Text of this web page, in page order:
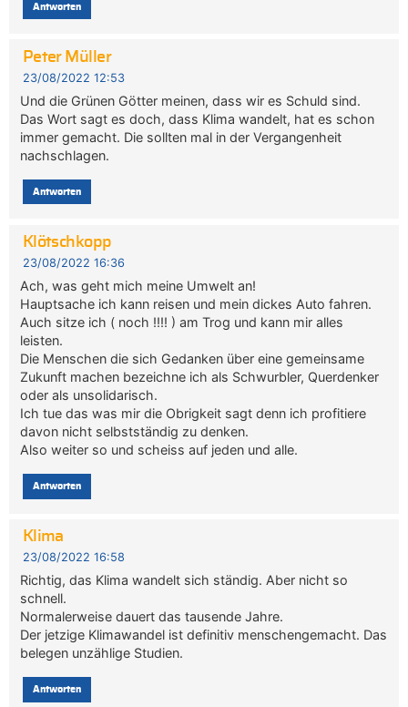
Antworten
Peter Müller
23/08/2022 12:53
Und die Grünen Götter meinen, dass wir es Schuld sind.
Das Wort sagt es doch, dass Klima wandelt, hat es schon
immer gemacht. Die sollten mal in der Vergangenheit
nachschlagen.
Antworten
Klötschkopp
23/08/2022 16:36
Ach, was geht mich meine Umwelt an!
Hauptsache ich kann reisen und mein dickes Auto fahren.
Auch sitze ich ( noch !!!! ) am Trog und kann mir alles
leisten.
Die Menschen die sich Gedanken über eine gemeinsame
Zukunft machen bezeichne ich als Schwurbler, Querdenker
oder als unsolidarisch.
Ich tue das was mir die Obrigkeit sagt denn ich profitiere
davon nicht selbstständig zu denken.
Also weiter so und scheiss auf jeden und alle.
Antworten
Klima
23/08/2022 16:58
Richtig, das Klima wandelt sich ständig. Aber nicht so
schnell.
Normalerweise dauert das tausende Jahre.
Der jetzige Klimawandel ist definitiv menschengemacht. Das
belegen unzählige Studien.
Antworten